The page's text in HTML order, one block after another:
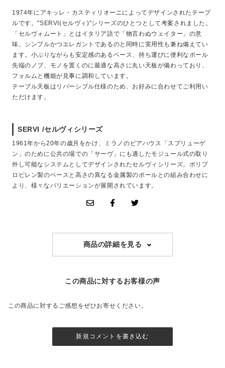
1974年にアキッレ・カスティリオーニによってデザインされたテーブ
ルです。"SERVI(セルヴィ)"シリーズのひとつとして考案されました。
「セルヴォムート」とはイタリア語で「物言わぬウェイター」の意
味。シンプルかつエレガントであるのと同時に実用性も兼ね備えてい
ます。小ぶりながらも安定感のあるベース、持ち運びに便利なポール
先端のノブ、モノを置くのに最適な高さに丸い天板が備わっており、
フォルムと機能が見事に調和しています。
テーブル天板はリバーシブル仕様のため、お好みに合わせてご利用い
ただけます。
SERVI /セルヴィシリーズ
1961年から20年の歳月をかけ、ミラノのビアハウス「スプリューゲ
ン」のために公共の場での「サーヴ」にも適したモジュール式の取り
外し可能なシステムとしてデザインされたセルヴィシリーズ。ポリプ
ロピレン製のベースと高さの異なる金属製のポールとの組み合わせに
より、様々なバリエーションが展開されています。
商品の詳細を見る
この商品に対するお客様の声
この商品に対するご感想をぜひお寄せください。
新規コメントを書き込む